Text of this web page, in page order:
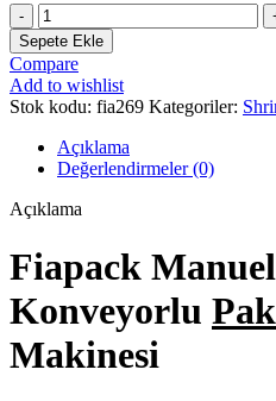
Fiapack
Manuel
L
Kesim
Konveyorlu
Paketleme
Makinesi
adet
Sepete Ekle
Compare
Add to wishlist
Stok kodu: fia269 Kategoriler:
Açıklama
Değerlendirmeler (0)
Açıklama
Fiapack
Konveyorlu
Makinesi